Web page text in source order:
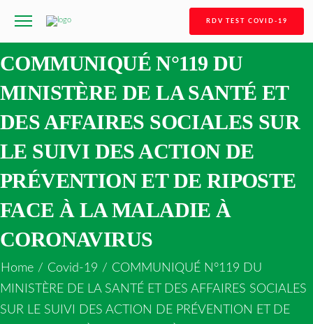
RDV TEST COVID-19
COMMUNIQUÉ N°119 DU
MINISTÈRE DE LA SANTÉ ET
DES AFFAIRES SOCIALES SUR
LE SUIVI DES ACTION DE
PRÉVENTION ET DE RIPOSTE
FACE À LA MALADIE À
CORONAVIRUS
Home / Covid-19 / COMMUNIQUÉ N°119 DU
MINISTÈRE DE LA SANTÉ ET DES AFFAIRES SOCIALES
SUR LE SUIVI DES ACTION DE PRÉVENTION ET DE